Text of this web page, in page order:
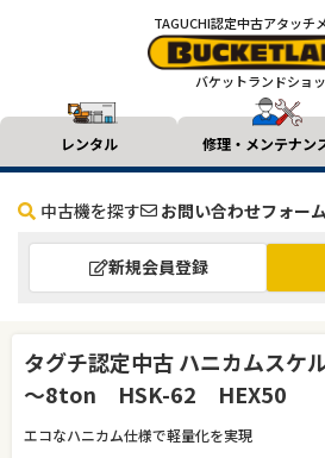
TAGUCHI認定中古アタッチ
バケットランドショ
レンタル 修理・メンテナン
中古機を探す お問い合わせフォーム
新規会員登録
タグチ認定中古 ハニカムス
～8ton HSK-62 HEX50
エコなハニカム仕様で軽量化を実現